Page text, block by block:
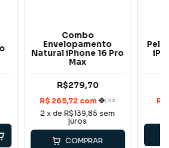
Combo
Envelopamento
Natural iPhone 16 Pro
Max
R$279,70
2 x deR$139,85 sem
juros
COMPRAR